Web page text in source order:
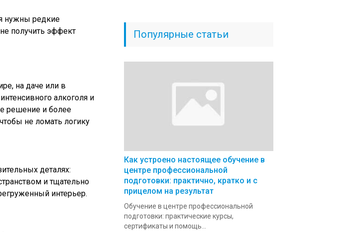
нужны редкие
получить эффект
на даче или в
алкоголя и
решение и более
не ломать логику
деталях:
и тщательно
интерьер.
Популярные статьи
Как устроено настоящее обучение в
центре профессиональной
подготовки: практично, кратко и с
прицелом на результат
Обучение в центре профессиональной
подготовки: практические курсы,
сертификаты и помощь...